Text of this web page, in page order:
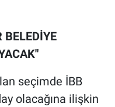
seçimde İBB
olacağına ilişkin